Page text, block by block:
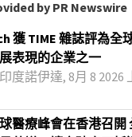
by PR Newswire
獲 TIME 雜誌評為全
表現的企業之一
度諾伊達, 8月 8 2026
醫療峰會在香港召開